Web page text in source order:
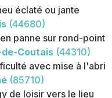
éclaté ou jante
(44680)
panne sur rond-point
Coutais (44310)
avec mise à l'abri
(85710)
de loisir vers le lieu